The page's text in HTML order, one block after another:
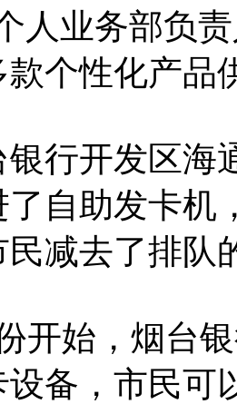
人业务部负
款个性化产品
行开发区海
自助发卡机
减去了排队
开始，烟台
设备，市民可